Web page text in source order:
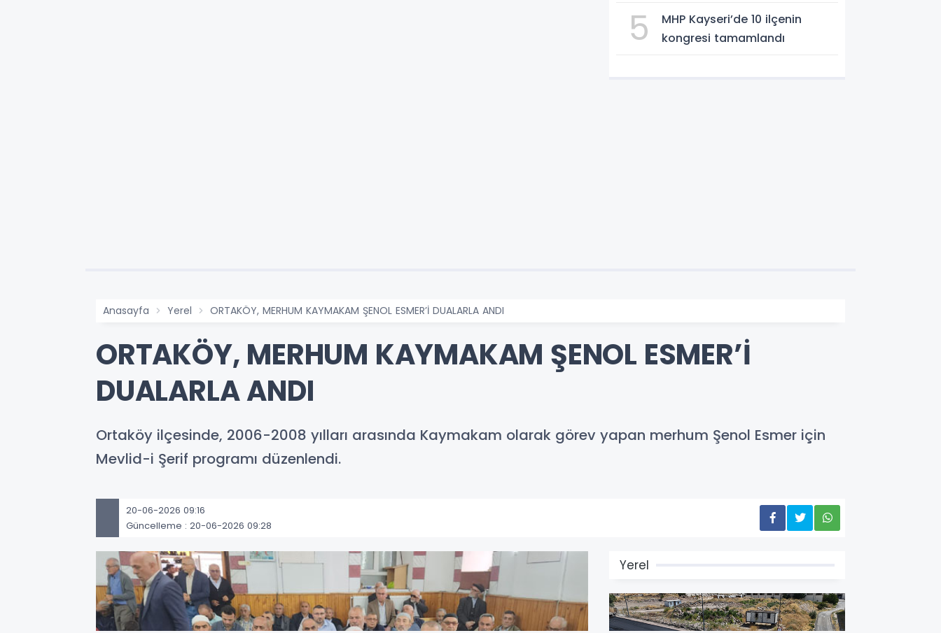
Aklımızda”
5
MHP Kayseri’de 10 ilçenin
kongresi tamamlandı
Anasayfa Yerel ORTAKÖY, MERHUM KAYMAKAM ŞENOL ESMER’İ DUALARLA ANDI
ORTAKÖY, MERHUM KAYMAKAM ŞENOL ESMER’İ
DUALARLA ANDI
Ortaköy ilçesinde, 2006-2008 yılları arasında Kaymakam olarak görev yapan merhum Şenol Esmer için
Mevlid-i Şerif programı düzenlendi.
20-06-2026 09:16
Güncelleme : 20-06-2026 09:28
Yerel